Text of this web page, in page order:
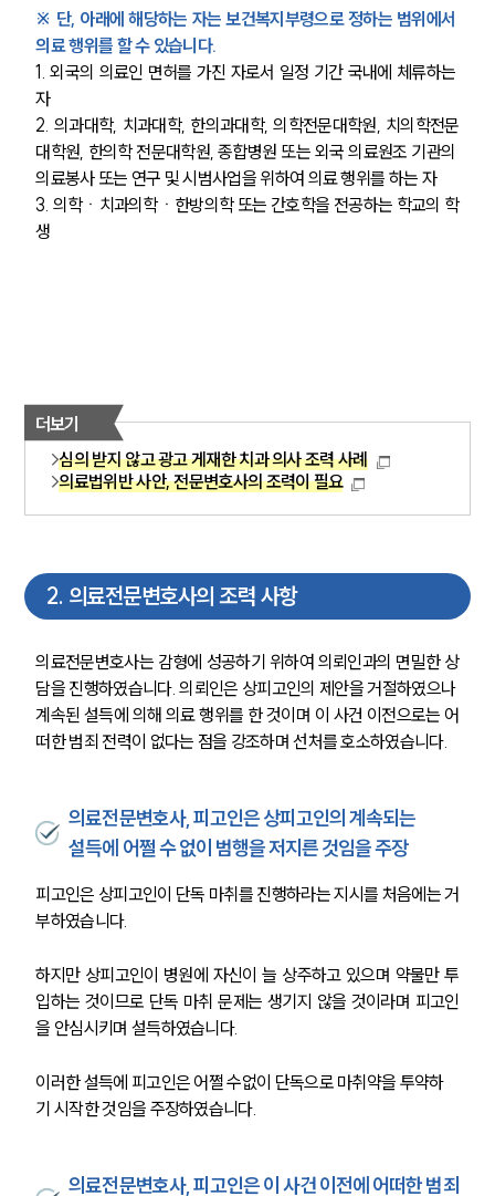
※ 단, 아래에 해당하는 자는 보건복지부령으로 정하는 범위에서
의료 행위를 할 수 있습니다.
1. 외국의 의료인 면허를 가진 자로서 일정 기간 국내에 체류하는
자
2. 의과대학, 치과대학, 한의과대학, 의학전문대학원, 치의학전문
대학원, 한의학 전문대학원, 종합병원 또는 외국 의료원조 기관의
의료봉사 또는 연구 및 시범사업을 위하여 의료 행위를 하는 자
3. 의학ㆍ치과의학ㆍ한방의학 또는 간호학을 전공하는 학교의 학
생
더보기
심의 받지 않고 광고 게재한 치과 의사 조력 사례
의료법위반 사안, 전문변호사의 조력이 필요
2. 의료전문변호사의 조력 사항
의료전문변호사는 감형에 성공하기 위하여 의뢰인과의 면밀한 상
담을 진행하였습니다. 의뢰인은 상피고인의 제안을 거절하였으나
계속된 설득에 의해 의료 행위를 한 것이며 이 사건 이전으로는 어
떠한 범죄 전력이 없다는 점을 강조하며 선처를 호소하였습니다.
의료전문변호사, 피고인은 상피고인의 계속되는
설득에 어쩔 수 없이 범행을 저지른 것임을 주장
피고인은 상피고인이 단독 마취를 진행하라는 지시를 처음에는 거
부하였습니다.
하지만 상피고인이 병원에 자신이 늘 상주하고 있으며 약물만 투
입하는 것이므로 단독 마취 문제는 생기지 않을 것이라며 피고인
을 안심시키며 설득하였습니다.
이러한 설득에 피고인은 어쩔 수없이 단독으로 마취약을 투약하
기 시작한 것임을 주장하였습니다.
의료전문변호사, 피고인은 이 사건 이전에 어떠한 범죄